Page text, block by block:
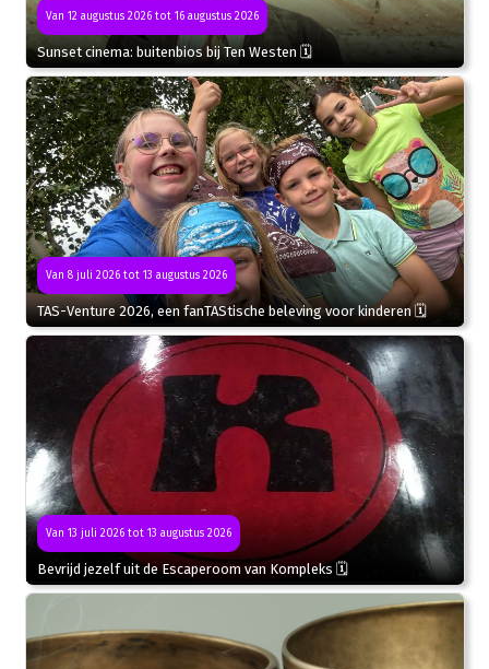
Van 12 augustus 2026 tot 16 augustus 2026
Sunset cinema: buitenbios bij Ten Westen 🗓
Van 8 juli 2026 tot 13 augustus 2026
TAS-Venture 2026, een fanTAStische beleving voor kinderen 🗓
Van 13 juli 2026 tot 13 augustus 2026
Bevrijd jezelf uit de Escaperoom van Kompleks 🗓